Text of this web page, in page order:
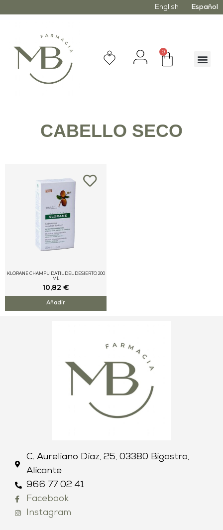
English Español
0
CABELLO SECO
KLORANE CHAMPU DATIL DEL DESIERTO 200
ML
10,82 €
Añadir
C. Aureliano Díaz, 25, 03380 Bigastro,
Alicante
966 77 02 41
Facebook
Instagram